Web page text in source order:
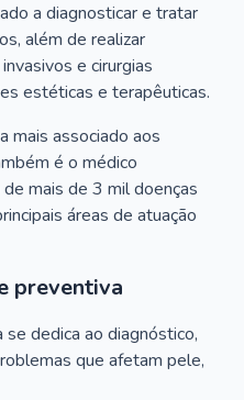
a diagnosticar e tratar
além de realizar
e cirurgias
estéticas e terapêuticas.
mais associado aos
é o médico
mais de 3 mil doenças
áreas de atuação
preventiva
dedica ao diagnóstico,
que afetam pele,